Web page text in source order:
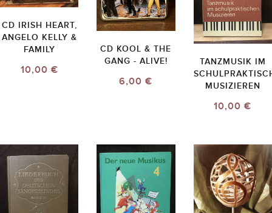
CD IRISH HEART,
ANGELO KELLY &
FAMILY
10,00 €
CD KOOL & THE
GANG - ALIVE!
6,00 €
TANZMUSIK IM
MUSIZIEREN
10,00 €